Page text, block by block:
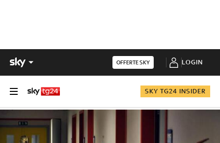
OFFERTE SKY LOGIN
SKY TG24 INSIDER